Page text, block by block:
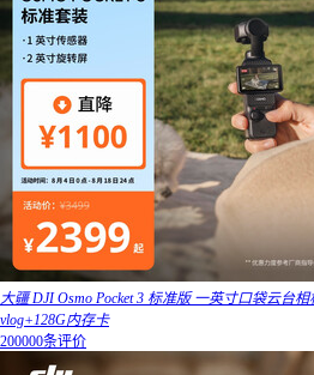
大疆 DJI Osmo Pocket 3 标准版 一英寸口袋云台
vlog+128G内存卡
200000条评价